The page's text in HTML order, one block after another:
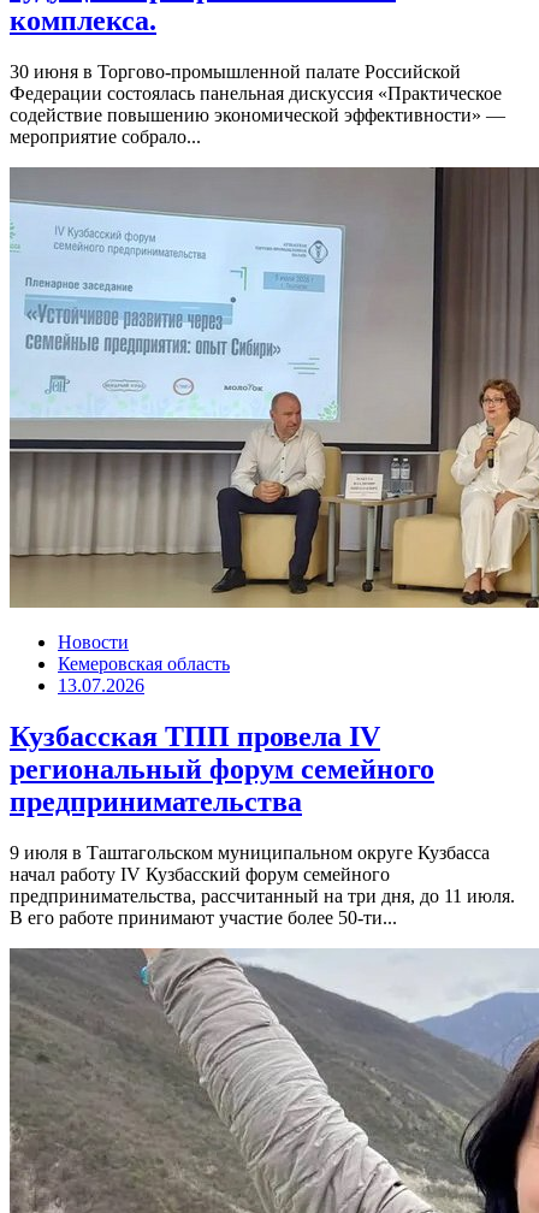
комплекса.
30 июня в Торгово-промышленной палате Российской
Федерации состоялась панельная дискуссия «Практическое
содействие повышению экономической эффективности» —
мероприятие собрало...
Новости
Кемеровская область
13.07.2026
Кузбасская ТПП провела IV
региональный форум семейного
предпринимательства
9 июля в Таштагольском муниципальном округе Кузбасса
начал работу IV Кузбасский форум семейного
предпринимательства, рассчитанный на три дня, до 11 июля.
В его работе принимают участие более 50-ти...